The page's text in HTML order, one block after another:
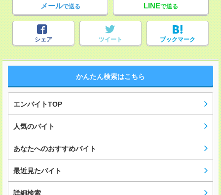
メールで送る LINEで送る
シェア ツイート ブックマーク
かんたん検索はこちら
エンバイトTOP
人気のバイト
あなたへのおすすめバイト
最近見たバイト
詳細検索